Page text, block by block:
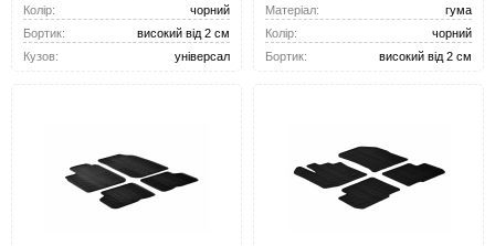
Колір:
чорний
Бортик:
високий від 2 см
Кузов:
універсал
Матеріал:
гума
Колір:
чорний
Бортик:
високий від 2 см